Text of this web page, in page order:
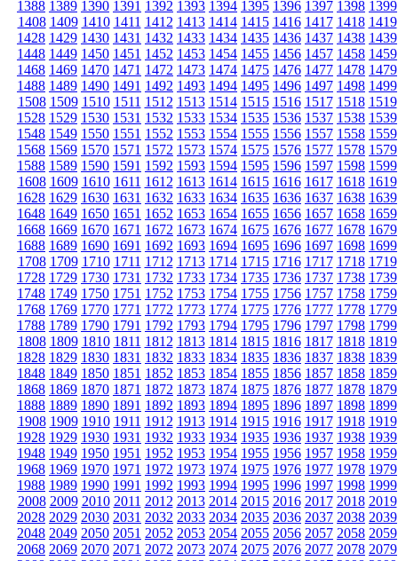
1388 1389 1390 1391 1392 1393 1394 1395 1396 1397 1398 1399
1408 1409 1410 1411 1412 1413 1414 1415 1416 1417 1418 1419
1428 1429 1430 1431 1432 1433 1434 1435 1436 1437 1438 1439
1448 1449 1450 1451 1452 1453 1454 1455 1456 1457 1458 1459
1468 1469 1470 1471 1472 1473 1474 1475 1476 1477 1478 1479
1488 1489 1490 1491 1492 1493 1494 1495 1496 1497 1498 1499
1508 1509 1510 1511 1512 1513 1514 1515 1516 1517 1518 1519
1528 1529 1530 1531 1532 1533 1534 1535 1536 1537 1538 1539
1548 1549 1550 1551 1552 1553 1554 1555 1556 1557 1558 1559
1568 1569 1570 1571 1572 1573 1574 1575 1576 1577 1578 1579
1588 1589 1590 1591 1592 1593 1594 1595 1596 1597 1598 1599
1608 1609 1610 1611 1612 1613 1614 1615 1616 1617 1618 1619
1628 1629 1630 1631 1632 1633 1634 1635 1636 1637 1638 1639
1648 1649 1650 1651 1652 1653 1654 1655 1656 1657 1658 1659
1668 1669 1670 1671 1672 1673 1674 1675 1676 1677 1678 1679
1688 1689 1690 1691 1692 1693 1694 1695 1696 1697 1698 1699
1708 1709 1710 1711 1712 1713 1714 1715 1716 1717 1718 1719
1728 1729 1730 1731 1732 1733 1734 1735 1736 1737 1738 1739
1748 1749 1750 1751 1752 1753 1754 1755 1756 1757 1758 1759
1768 1769 1770 1771 1772 1773 1774 1775 1776 1777 1778 1779
1788 1789 1790 1791 1792 1793 1794 1795 1796 1797 1798 1799
1808 1809 1810 1811 1812 1813 1814 1815 1816 1817 1818 1819
1828 1829 1830 1831 1832 1833 1834 1835 1836 1837 1838 1839
1848 1849 1850 1851 1852 1853 1854 1855 1856 1857 1858 1859
1868 1869 1870 1871 1872 1873 1874 1875 1876 1877 1878 1879
1888 1889 1890 1891 1892 1893 1894 1895 1896 1897 1898 1899
1908 1909 1910 1911 1912 1913 1914 1915 1916 1917 1918 1919
1928 1929 1930 1931 1932 1933 1934 1935 1936 1937 1938 1939
1948 1949 1950 1951 1952 1953 1954 1955 1956 1957 1958 1959
1968 1969 1970 1971 1972 1973 1974 1975 1976 1977 1978 1979
1988 1989 1990 1991 1992 1993 1994 1995 1996 1997 1998 1999
2008 2009 2010 2011 2012 2013 2014 2015 2016 2017 2018 2019
2028 2029 2030 2031 2032 2033 2034 2035 2036 2037 2038 2039
2048 2049 2050 2051 2052 2053 2054 2055 2056 2057 2058 2059
2068 2069 2070 2071 2072 2073 2074 2075 2076 2077 2078 2079